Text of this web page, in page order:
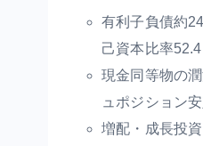
有利子負債約
己資本比率52.4
現金同等物の
ュポジション
増配・成長投